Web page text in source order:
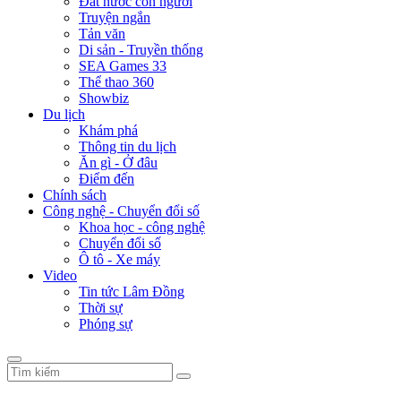
Truyện ngắn
Tản văn
Di sản - Truyền thống
SEA Games 33
Thể thao 360
Showbiz
Du lịch
Khám phá
Thông tin du lịch
Ăn gì - Ở đâu
Điểm đến
Chính sách
Công nghệ - Chuyển đổi số
Khoa học - công nghệ
Chuyển đổi số
Ô tô - Xe máy
Video
Tin tức Lâm Đồng
Thời sự
Phóng sự